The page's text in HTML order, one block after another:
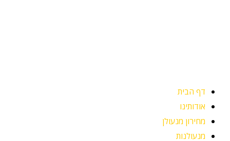
דף הבית
אודותינו
מחירון מנעולן
מנעולנות